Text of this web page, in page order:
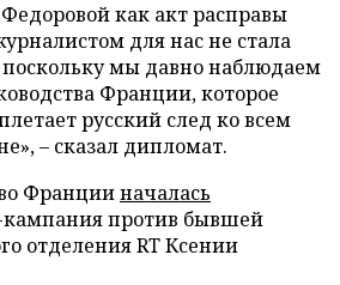
как акт расправы
для нас не стала
мы давно наблюдаем
Франции, которое
русский след ко всем
– сказал дипломат.
Францииначалась
кампания против бывшей
отделения RT Ксении